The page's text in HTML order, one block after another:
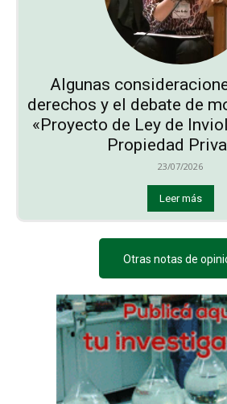
Algunas
derechos y el debate de
«Proyecto de Ley de
Propiedad
23/07/2026
Leer más
Otras notas de